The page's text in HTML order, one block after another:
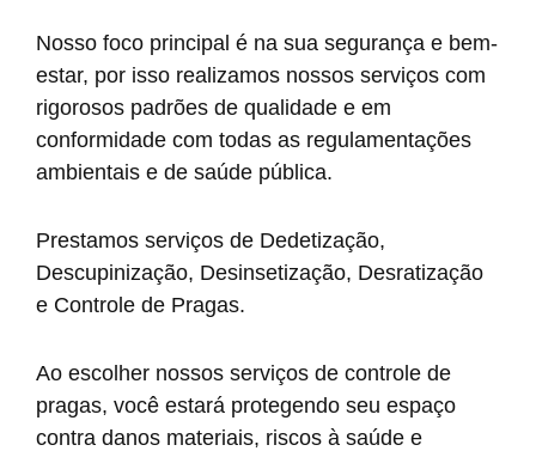
Nosso foco principal é na sua segurança e bem-
estar, por isso realizamos nossos serviços com
rigorosos padrões de qualidade e em
conformidade com todas as regulamentações
ambientais e de saúde pública.
Prestamos serviços de Dedetização,
Descupinização, Desinsetização, Desratização
e Controle de Pragas.
Ao escolher nossos serviços de controle de
pragas, você estará protegendo seu espaço
contra danos materiais, riscos à saúde e